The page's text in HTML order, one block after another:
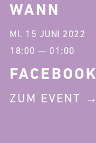
WANN
MI. 15 JUNI 2022
18:00 — 01:00
FACEBOOK
ZUM EVENT